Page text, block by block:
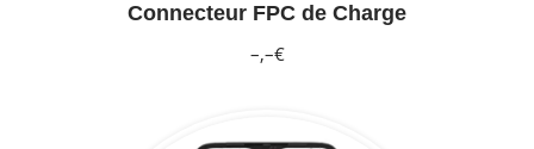
Connecteur FPC de Charge
–,–€